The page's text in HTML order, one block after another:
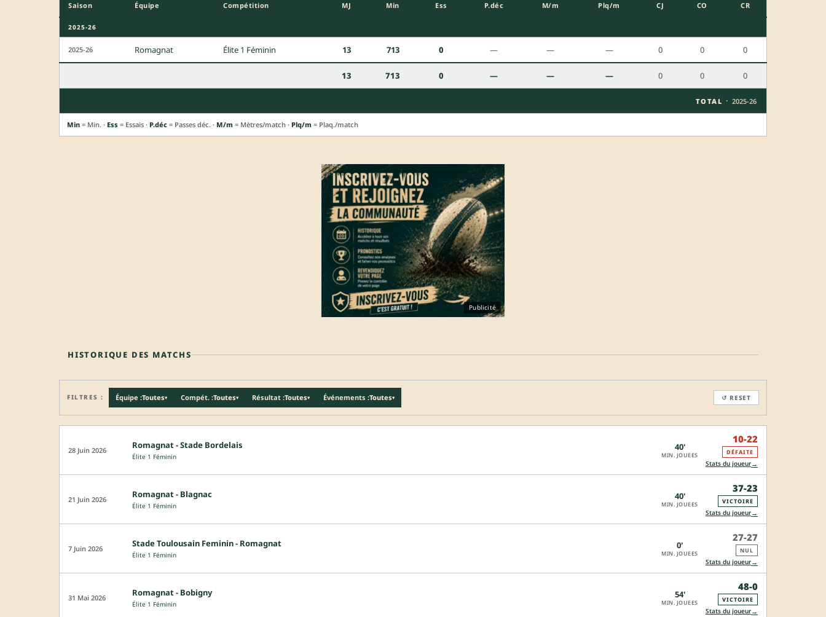
Saison Équipe Compétition MJ Min Ess P.déc M/m Plq/m CJ CO CR
2025-26
2025-26 Romagnat Élite 1 Féminin 13 713 0 — — — 0 0 0
13 713 0 — — — 0 0 0
TOTAL · 2025-26
Min = Min. · Ess = Essais · P.déc = Passes déc. · M/m = Mètres/match · Plq/m = Plaq./match
Publicité
HISTORIQUE DES MATCHS
FILTRES : Équipe :Toutes▾ Compét. :Toutes▾ Résultat :Toutes▾ Événements :Toutes▾ ↺ RESET
28 Juin 2026 Romagnat - Stade Bordelais
Élite 1 Féminin
40'
MIN. JOUEES
10-22
DÉFAITE
Stats du joueur→
21 Juin 2026 Romagnat - Blagnac
Élite 1 Féminin
40'
MIN. JOUEES
37-23
VICTOIRE
Stats du joueur→
7 Juin 2026 Stade Toulousain Feminin - Romagnat
Élite 1 Féminin
0'
MIN. JOUEES
27-27
NUL
Stats du joueur→
31 Mai 2026 Romagnat - Bobigny
Élite 1 Féminin
54'
MIN. JOUEES
48-0
VICTOIRE
Stats du joueur→